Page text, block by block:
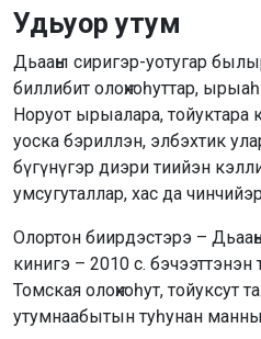
Удьуор утум
Дьааҥы сиригэр-уотугар
биллибит олоҥхоһуттар,
Норуот ырыалара, тойуктара
уоска бэриллэн, элбэхтик
бүгүнүгэр диэри тиийэн
умсугуталлар, хас да
Олортон биирдэстэрэ –
кинигэ – 2010 с.
Томская олоҥхоһут, тойуксут
утумнаабытын туһунан